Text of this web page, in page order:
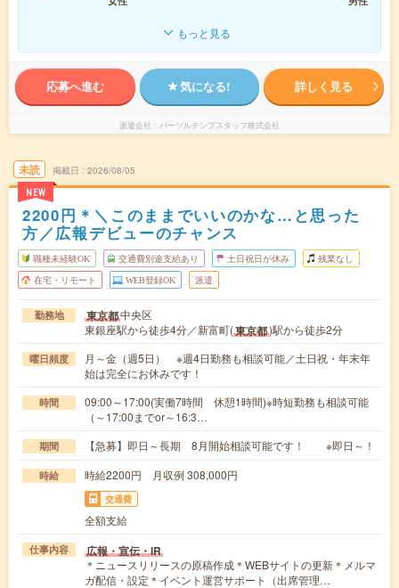
もっと見る
応募へ進む 気になる! 詳しく見る
派遣会社 パーソルテンプスタッフ株式会社
未読
NEW
掲載日 2026/08/05
2200円＊＼このままでいいのかな…と思った
方／広報デビューのチャンス
職種未経験OK 交通費別途支給あり 土日祝日が休み 残業なし
在宅・リモート WEB登録OK 派遣
勤務地 東京都中央区
東銀座駅から徒歩4分／新富町(東京都)駅から徒歩2分
曜日頻度
月～金（週5日） ※週4日勤務も相談可能／土日祝・年末年
始は完全にお休みです！
時間
09:00～17:00(実働7時間 休憩1時間)※時短勤務も相談可能
（～17:00までor～16:3…
期間 【急募】即日～長期 8月開始相談可能です！ ※即日～！
時給 時給2200円 月収例 308,000円
交通費
全額支給
仕事内容 広報・宣伝・IR
＊ニュースリリースの原稿作成＊WEBサイトの更新＊メルマ
ガ配信・設定＊イベント運営サポート（出席管理…